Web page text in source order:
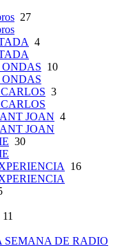
27
4
10
3
JOAN 4
JOAN
30
16
11
SEMANA DE RADIO